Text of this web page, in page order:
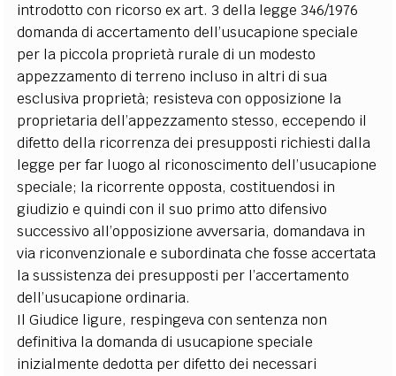
introdotto con ricorso ex art. 3 della legge 346/1976
domanda di accertamento dell’usucapione speciale
per la piccola proprietà rurale di un modesto
appezzamento di terreno incluso in altri di sua
esclusiva proprietà; resisteva con opposizione la
proprietaria dell’appezzamento stesso, eccependo il
difetto della ricorrenza dei presupposti richiesti dalla
legge per far luogo al riconoscimento dell’usucapione
speciale; la ricorrente opposta, costituendosi in
giudizio e quindi con il suo primo atto difensivo
successivo all’opposizione avversaria, domandava in
via riconvenzionale e subordinata che fosse accertata
la sussistenza dei presupposti per l’accertamento
dell’usucapione ordinaria.
Il Giudice ligure, respingeva con sentenza non
definitiva la domanda di usucapione speciale
inizialmente dedotta per difetto dei necessari